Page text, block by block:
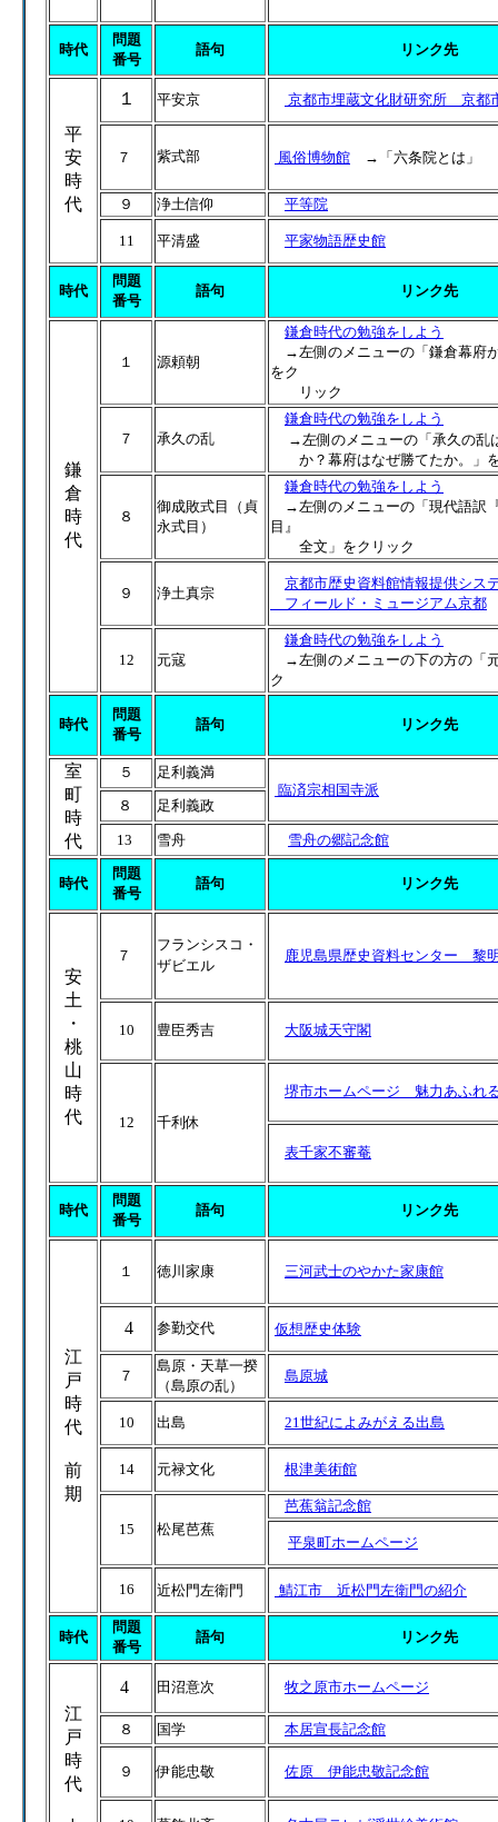
時代
問題
番号
語句 リンク先
平
安
時
代
１ 平安京 京都市埋蔵文化財研究所 京都
７ 紫式部 風俗博物館 →「六条院とは」
９ 浄土信仰 平等院
11 平清盛 平家物語歴史館
時代
問題
番号
語句 リンク先
鎌
倉
時
代
１ 源頼朝
鎌倉時代の勉強をしよう
→左側のメニューの「鎌倉幕府
をク
リック
７ 承久の乱
鎌倉時代の勉強をしよう
→左側のメニューの「承久の乱
か？幕府はなぜ勝てたか。」
８
御成敗式目（貞
永式目）
鎌倉時代の勉強をしよう
→左側のメニューの「現代語訳
目』
全文」をクリック
９ 浄土真宗
京都市歴史資料館情報提供シス
フィールド・ミュージアム京都
12 元寇
鎌倉時代の勉強をしよう
→左側のメニューの下の方の「
ク
時代
問題
番号
語句 リンク先
室
町
時
代
５
足利義満
臨済宗相国寺派
８
足利義政
13 雪舟 雪舟の郷記念館
時代
問題
番号
語句 リンク先
安
土
・
桃
山
時
代
７
フランシスコ・
ザビエル
鹿児島県歴史資料センター 黎
10 豊臣秀吉 大阪城天守閣
12 千利休
堺市ホームページ 魅力あふれ
表千家不審菴
時代
問題
番号
語句 リンク先
江
戸
時
代
前
期
１ 徳川家康 三河武士のやかた家康館
4 参勤交代 仮想歴史体験
７
島原・天草一揆
（島原の乱）
島原城
10 出島 21世紀によみがえる出島
14 元禄文化 根津美術館
15 松尾芭蕉
芭蕉翁記念館
平泉町ホームページ
16 近松門左衛門 鯖江市 近松門左衛門の紹介
時代
問題
番号
語句 リンク先
江
戸
時
代
4 田沼意次 牧之原市ホームページ
８ 国学 本居宣長記念館
９ 伊能忠敬 佐原 伊能忠敬記念館